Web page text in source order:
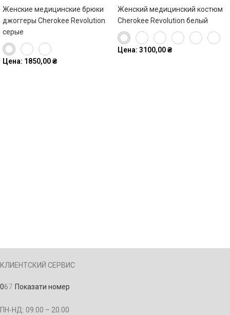
Женские медицинские брюки
джоггеры Cherokee Revolution
серые
Цена: 1850,00₴
Женский медицинский костюм
Cherokee Revolution белый
Цена: 3100,00₴
КЛИЕНТСКИЙ СЕРВИС
067 Показати номер
ПН-НД: 09.00 – 20.00